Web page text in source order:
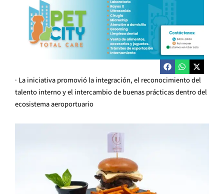
· La iniciativa promovió la integración, el reconocimiento del
talento interno y el intercambio de buenas prácticas dentro del
ecosistema aeroportuario